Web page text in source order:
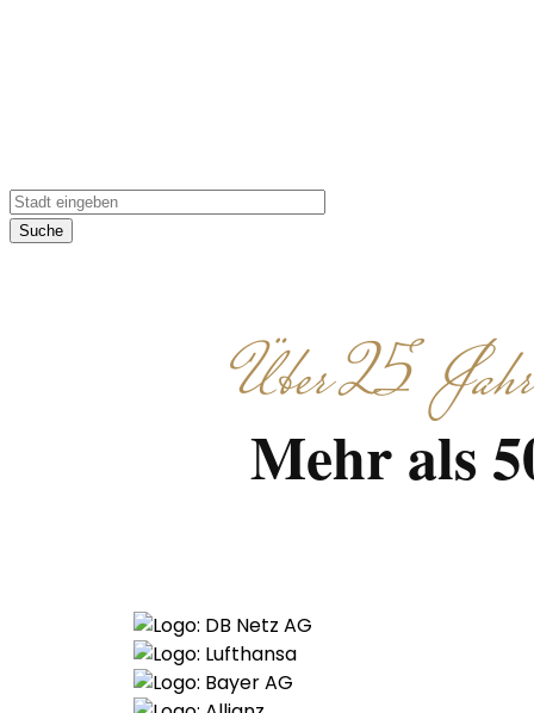
Suche
Über 25
Mehr als